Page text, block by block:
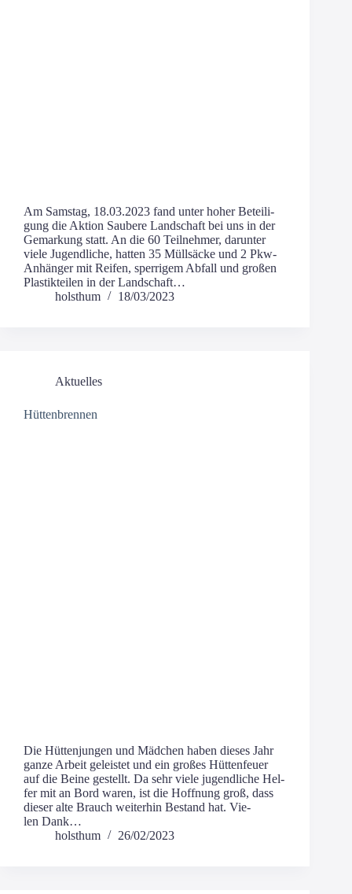
Am Sams­tag, 18.03.2023 fand unter hoher Betei­li­
gung die Akti­on Sau­be­re Land­schaft bei uns in der
Gemar­kung statt. An die 60 Teil­neh­mer, dar­un­ter
vie­le Jugend­li­che, hat­ten 35 Müll­sä­cke und 2 Pkw-
Anhän­­ger mit Rei­fen, sper­ri­gem Abfall und gro­ßen
Plas­tik­tei­len in der Landschaft…
holsthum
18/03/2023
Aktuelles
Hüttenbrennen
Die Hüt­ten­jun­gen und Mäd­chen haben die­ses Jahr
gan­ze Arbeit geleis­tet und ein gro­ßes Hüt­ten­feu­er
auf die Bei­ne gestellt. Da sehr vie­le jugend­li­che Hel­
fer mit an Bord waren, ist die Hoff­nung groß, dass
die­ser alte Brauch wei­ter­hin Bestand hat. Vie­
len Dank…
holsthum
26/02/2023